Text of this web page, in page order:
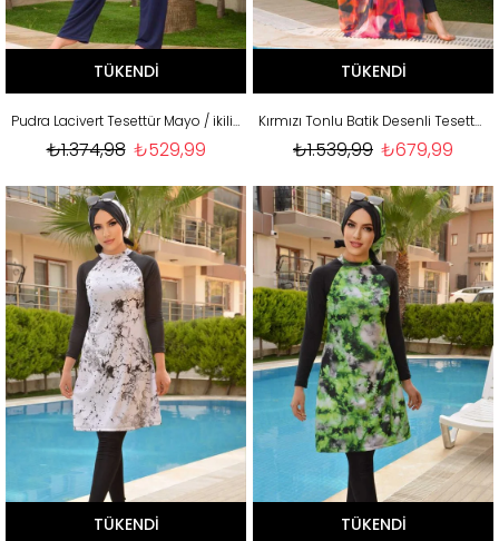
TÜKENDI
Pudra Lacivert Tesettür Mayo / ikili takım
₺529,99
₺1.374,98
TÜKENDI
Kırmızı Tonlu Batik Desenli Tesettür Pareo
₺679,99
₺1.539,99
TÜKENDI TÜKENDI